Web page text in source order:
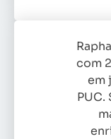
com
em